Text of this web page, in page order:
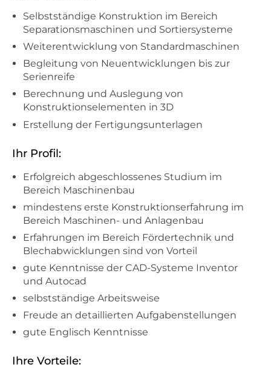
Selbstständige Konstruktion im Bereich
Separationsmaschinen und Sortiersysteme
Weiterentwicklung von Standardmaschinen
Begleitung von Neuentwicklungen bis zur
Serienreife
Berechnung und Auslegung von
Konstruktionselementen in 3D
Erstellung der Fertigungsunterlagen
Ihr Profil:
Erfolgreich abgeschlossenes Studium im
Bereich Maschinenbau
mindestens erste Konstruktionserfahrung im
Bereich Maschinen- und Anlagenbau
Erfahrungen im Bereich Fördertechnik und
Blechabwicklungen sind von Vorteil
gute Kenntnisse der CAD-Systeme Inventor
und Autocad
selbstständige Arbeitsweise
Freude an detaillierten Aufgabenstellungen
gute Englisch Kenntnisse
Ihre Vorteile: